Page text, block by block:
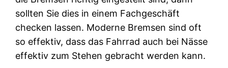
sollten Sie dies in einem Fachgeschäft
checken lassen. Moderne Bremsen sind oft
so effektiv, dass das Fahrrad auch bei Nässe
effektiv zum Stehen gebracht werden kann.